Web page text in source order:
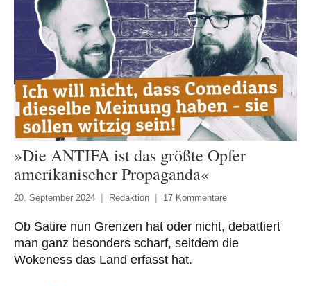
»Die ANTIFA ist das größte Opfer
amerikanischer Propaganda«
20. September 2024 Redaktion 17 Kommentare
Ob Satire nun Grenzen hat oder nicht, debattiert
man ganz besonders scharf, seitdem die
Wokeness das Land erfasst hat.